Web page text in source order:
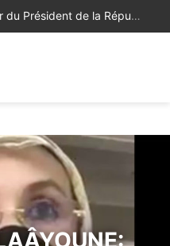
M. Bourita reçoit le conseiller du Président de la République de Roumanie, porteur d’un message adressé à SM le Roi